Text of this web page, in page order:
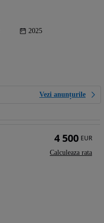
2025
Vezi anunțurile
4 500 EUR
Calculeaza rata